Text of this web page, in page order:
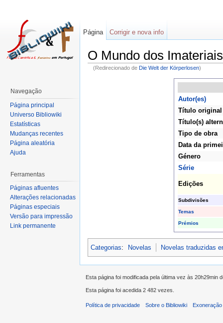
O Mundo dos Imateriais
(Redirecionado de Die Welt der Körperlosen)
Autor(es)
Título original
Título(s)
Tipo de obra
Data da
Género
Série
Edições
Subdivisões
Temas
Prémios
Categorias: Novelas Novelas traduzidas
Página Corrigir e nova info
Navegação
Página principal
Universo Bibliowiki
Estatísticas
Mudanças recentes
Página aleatória
Ajuda
Ferramentas
Páginas afluentes
Alterações relacionadas
Páginas especiais
Versão para impressão
Link permanente
Esta página foi modificada pela última vez às 20h29min
Esta página foi acedida 2 482 vezes.
Política de privacidade Sobre o Bibliowiki